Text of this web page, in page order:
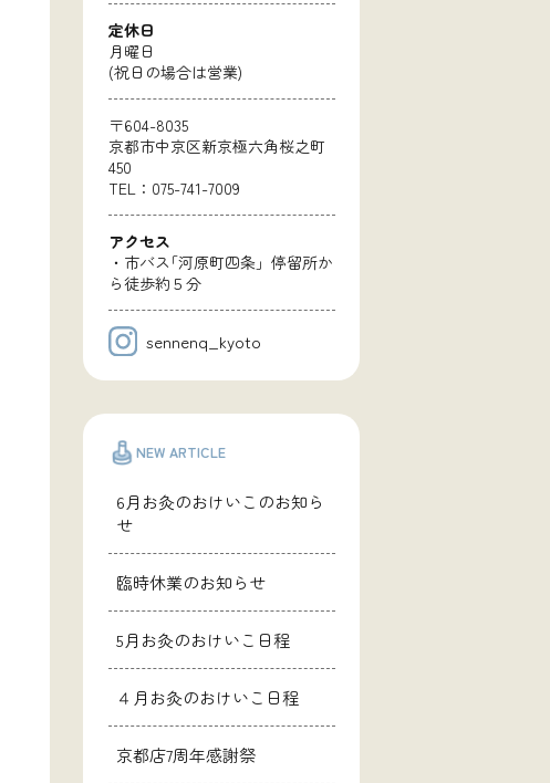
定休日
月曜日
(祝日の場合は営業)
〒604-8035
京都市中京区新京極六角桜之町
450
TEL：075-741-7009
アクセス
・市バス｢河原町四条」停留所か
ら徒歩約５分
sennenq_kyoto
NEW ARTICLE
6月お灸のおけいこのお知ら
せ
臨時休業のお知らせ
5月お灸のおけいこ日程
４月お灸のおけいこ日程
京都店7周年感謝祭